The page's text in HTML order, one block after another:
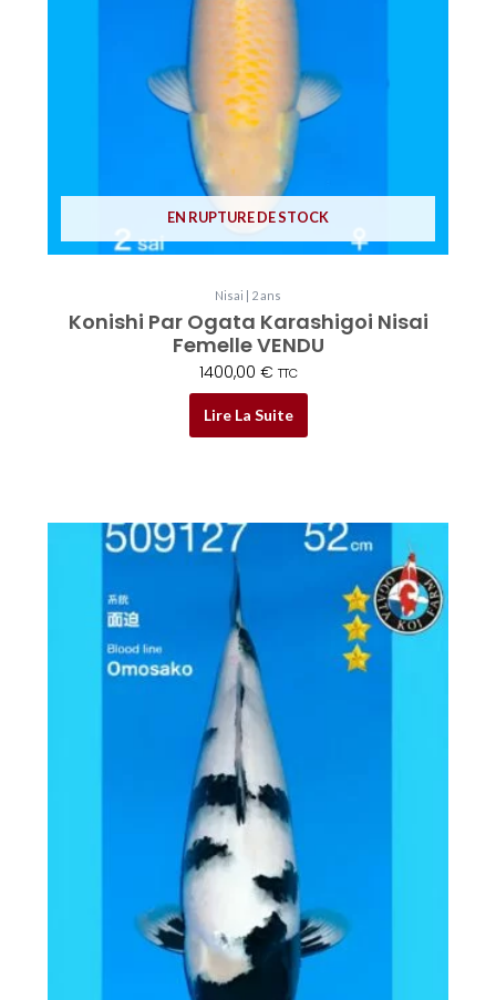
EN RUPTURE DE STOCK
Nisai | 2 ans
Konishi Par Ogata Karashigoi Nisai
Femelle VENDU
1400,00 € TTC
Lire La Suite